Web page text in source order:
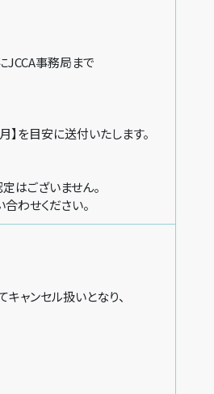
JCCA事務局まで
を目安に送付いたします。
ございません。
せください。
ャンセル扱いとなり、